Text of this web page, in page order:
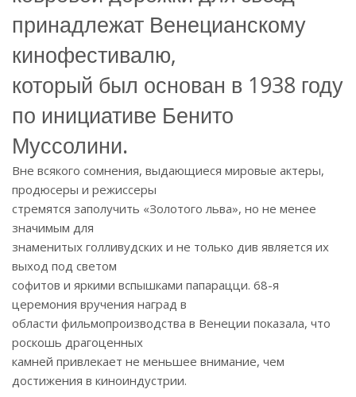
принадлежат Венецианскому
кинофестивалю,
который был основан в 1938 году
по инициативе Бенито
Муссолини.
Вне всякого сомнения, выдающиеся мировые актеры,
продюсеры и режиссеры
стремятся заполучить «Золотого льва», но не менее
значимым для
знаменитых голливудских и не только див является их
выход под светом
софитов и яркими вспышками папарацци. 68-я
церемония вручения наград в
области фильмопроизводства в Венеции показала, что
роскошь драгоценных
камней привлекает не меньшее внимание, чем
достижения в киноиндустрии.